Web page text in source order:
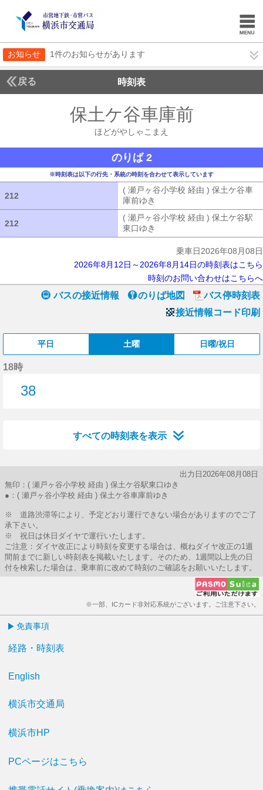
お知らせ 1件のお知らせがあります
戻る 時刻表
保土ケ谷車庫前
ほどがやしゃこまえ
のりば 2
※時刻表は以下の行先・系統の時刻を合わせて表示しています
212
( 瀬戸ヶ谷小学校 経由 ) 保土ケ谷車
庫前ゆき
212
( 瀬戸ヶ谷小学校 経由 ) 保土ケ谷駅
東口ゆき
乗車日2026年08月08日
2026年8月12日～2026年8月14日の時刻表はこちら
時刻のお問い合わせはこちらへ
バスの接近情報 のりば地図
バス停時刻表
接近情報コード印刷
平日 土曜 日曜/祝日
18時
38
すべての時刻表を表示
出力日2026年08月08日
無印：( 瀬戸ヶ谷小学校 経由 ) 保土ケ谷駅東口ゆき
●：( 瀬戸ヶ谷小学校 経由 ) 保土ケ谷車庫前ゆき
※ 道路渋滞等により、予定どおり運行できない場合がありますのでご了
承下さい。
※ 祝日は休日ダイヤで運行いたします。
ご注意：ダイヤ改正により時刻を変更する場合は、概ねダイヤ改正の1週
間前までに新しい時刻表を掲載いたします。そのため、1週間以上先の日
付を検索した場合は、乗車前に改めて時刻のご確認をお願いいたします。
※一部、ICカード非対応系統がございます。ご注意下さい。
免責事項
経路・時刻表
English
横浜市交通局
横浜市HP
PCページはこちら